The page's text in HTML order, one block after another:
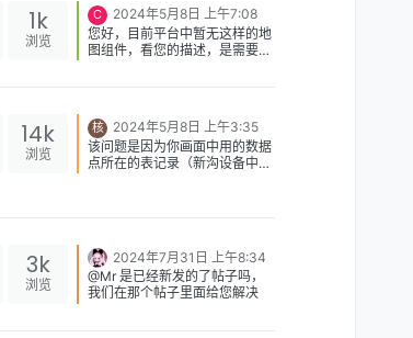
1k
浏览
C
2024年5月8日 上午7:08
您好，目前平台中暂无这样的地
图组件，看您的描述，是需要一
您的场景进行评估。
14k
浏览
核
2024年5月8日 上午3:35
该问题是因为你画面中用的数据
点所在的表记录（新沟设备中有
3k
浏览
2024年7月31日 上午8:34
@Mr 是已经新发的了帖子吗，
我们在那个帖子里面给您解决